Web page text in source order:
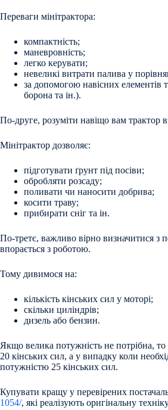
Переваги мінітрактора:
компактність;
маневровність;
легко керувати;
невеликі витрати палива у
за допомогою навісних елементів
борона та ін.).
По-друге, розуміти навіщо вам трактор
Мінітрактор дозволяє:
підготувати ґрунт під посіви;
обробляти розсаду;
поливати чи наносити добрива;
косити траву;
прибирати сніг та ін.
По-третє, важливо вірно визначитися з
впорається з роботою.
Тому дивимося на:
кількість кінських сил у моторі;
скільки циліндрів;
дизель або бензин.
Якщо велика потужність не потрібна,
20 кінських сил, а у випадку коли
потужністю 25 кінських сил.
Купувати кращу у перевірених
1054/, які реалізують оригінальну